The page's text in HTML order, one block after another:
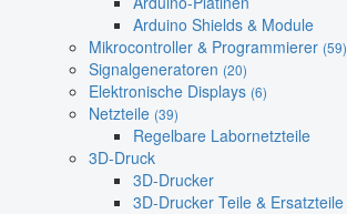
Arduino Shields & Module
Mikrocontroller & Programmierer (59)
Signalgeneratoren (20)
Elektronische Displays (6)
Netzteile (39)
Regelbare Labornetzteile
3D-Druck
3D-Drucker
3D-Drucker Teile & Ersatzteile